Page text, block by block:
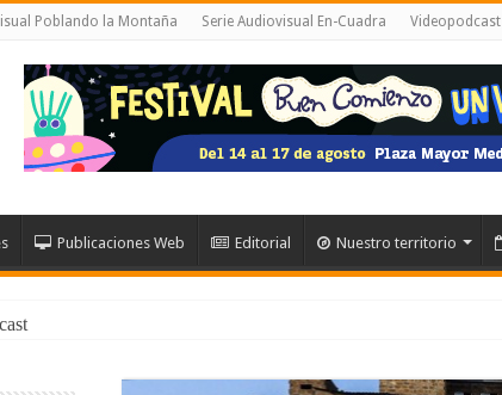
Poblando la Montaña Serie Audiovisual En-Cuadra Videopodcast
Publicaciones Web Editorial Nuestro territorio